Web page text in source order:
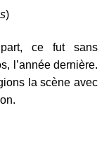
)
ce fut sans
l’année dernière.
la scène avec